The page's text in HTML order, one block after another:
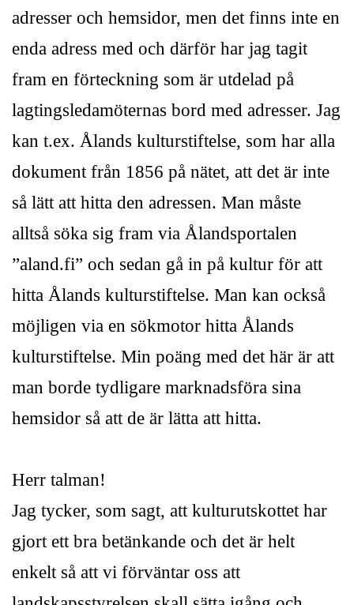
adresser och hemsidor, men det finns inte en
enda adress med och därför har jag tagit
fram en förteckning som är utdelad på
lagtingsledamöternas bord med adresser. Jag
kan t.ex. Ålands kulturstiftelse, som har alla
dokument från 1856 på nätet, att det är inte
så lätt att hitta den adressen. Man måste
alltså söka sig fram via Ålandsportalen
”aland.fi” och sedan gå in på kultur för att
hitta Ålands kulturstiftelse. Man kan också
möjligen via en sökmotor hitta Ålands
kulturstiftelse. Min poäng med det här är att
man borde tydligare marknadsföra sina
hemsidor så att de är lätta att hitta.
Herr talman!
Jag tycker, som sagt, att kulturutskottet har
gjort ett bra betänkande och det är helt
enkelt så att vi förväntar oss att